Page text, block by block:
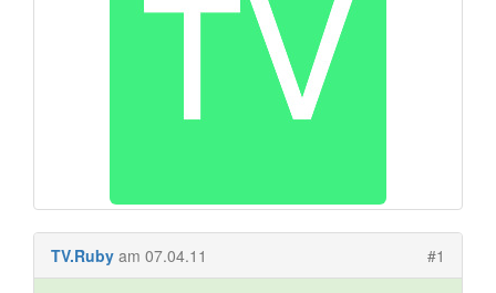
TV.Ruby am 07.04.11 #1